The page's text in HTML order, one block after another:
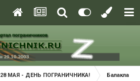
28 МАЯ - ДЕНЬ ПОГРАНИЧНИКА! Балаклава